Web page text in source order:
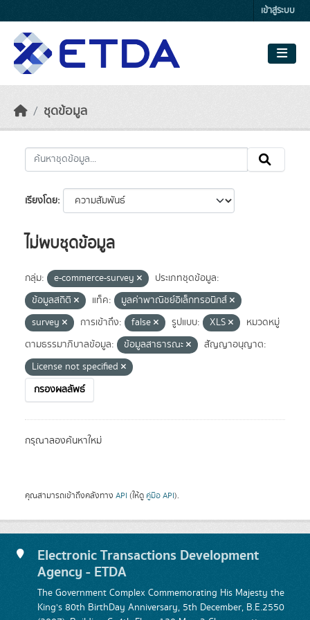
เข้าสู่ระบบ
ชุดข้อมูล
เรียงโดย
ไม่พบชุดข้อมูล
กลุ่ม: e-commerce-survey
ประเภทชุดข้อมูล:
ข้อมูลสถิติ
แท็ค:
มูลค่าพาณิชย์อิเล็กทรอนิกส์
survey
การเข้าถึง: false รูปแบบ: XLS
หมวดหมู่
ตามธรรมาภิบาลข้อมูล:
ข้อมูลสาธารณะ
สัญญาอนุญาต:
License not specified
กรองผลลัพธ์
กรุณาลองค้นหาใหม่
คุณสามารถเข้าถึงคลังทาง API (ให้ดู คู่มือ API).
Electronic Transactions Development
Agency - ETDA
The Government Complex Commemorating His Majesty the
King's 80th BirthDay Anniversary, 5th December, B.E.2550